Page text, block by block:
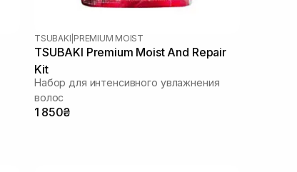
TSUBAKI PREMIUM MOIST
TSUBAKI Premium Moist And Repair
Kit
Набор для интенсивного увлажнения
волос
1 850₴